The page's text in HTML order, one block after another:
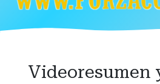
Videoresumen